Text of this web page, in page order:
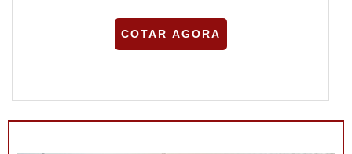
COTAR AGORA